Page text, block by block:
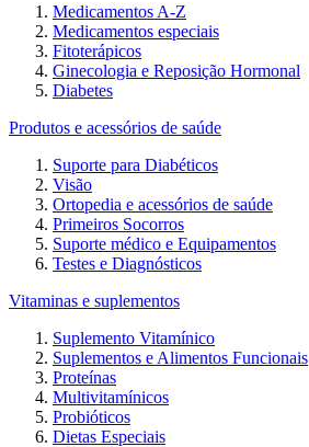
Medicamentos A-Z
Medicamentos especiais
Fitoterápicos
Ginecologia e Reposição Hormonal
Diabetes
Produtos e acessórios de saúde
Suporte para Diabéticos
Visão
Ortopedia e acessórios de saúde
Primeiros Socorros
Suporte médico e Equipamentos
Testes e Diagnósticos
Vitaminas e suplementos
Suplemento Vitamínico
Suplementos e Alimentos Funcionais
Proteínas
Multivitamínicos
Probióticos
Dietas Especiais